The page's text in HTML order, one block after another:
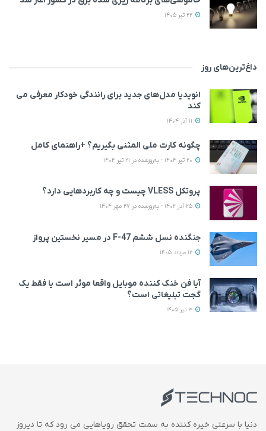
داغ‌ترین‌های روز
انویدیا مدل‌های جدید برای رانندگی خودکار معرفی می
کند
چگونه کارت ملی المثنی بگیریم؟ +راهنمای کامل
پروتکل VLESS چیست و چه کاربردهایی دارد؟
جنگنده نسل ششم F-47 در مسیر نخستین پرواز
آیا فن خنک کننده موبایل واقعا موثر است یا فقط یک
گجت تبلیغاتی است؟
دنیا با سرعتی خیره کننده به سمت تحقق رویاهایی می رود که تا دیروز